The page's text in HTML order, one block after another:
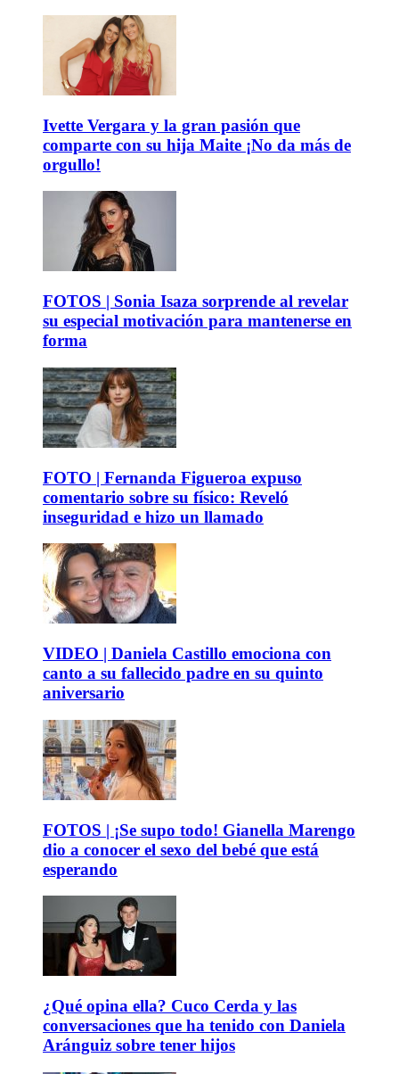
Ivette Vergara y la gran pasión que
comparte con su hija Maite ¡No da más de
orgullo!
FOTOS | Sonia Isaza sorprende al revelar
su especial motivación para mantenerse en
forma
FOTO | Fernanda Figueroa expuso
comentario sobre su físico: Reveló
inseguridad e hizo un llamado
VIDEO | Daniela Castillo emociona con
canto a su fallecido padre en su quinto
aniversario
FOTOS | ¡Se supo todo! Gianella Marengo
dio a conocer el sexo del bebé que está
esperando
¿Qué opina ella? Cuco Cerda y las
conversaciones que ha tenido con Daniela
Aránguiz sobre tener hijos